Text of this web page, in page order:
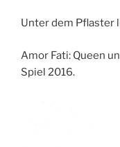
Unter dem Pflaster
Amor Fati: Queen
Spiel 2016.